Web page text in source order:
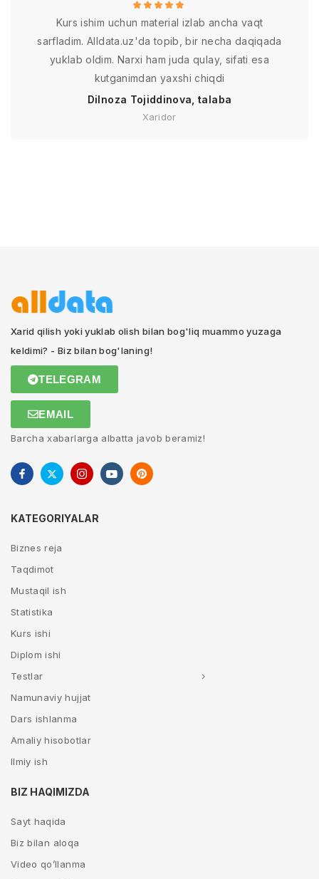
Kurs ishim uchun material izlab ancha vaqt
sarfladim. Alldata.uz'da topib, bir necha daqiqada
yuklab oldim. Narxi ham juda qulay, sifati esa
kutganimdan yaxshi chiqdi
Dilnoza Tojiddinova, talaba
Xaridor
Xarid qilish yoki yuklab olish bilan bog'liq muammo yuzaga
keldimi? - Biz bilan bog'laning!
TELEGRAM
EMAIL
Barcha xabarlarga albatta javob beramiz!
KATEGORIYALAR
Biznes reja
Taqdimot
Mustaqil ish
Statistika
Kurs ishi
Diplom ishi
Testlar
Namunaviy hujjat
Dars ishlanma
Amaliy hisobotlar
Ilmiy ish
BIZ HAQIMIZDA
Sayt haqida
Biz bilan aloqa
Video qo’llanma